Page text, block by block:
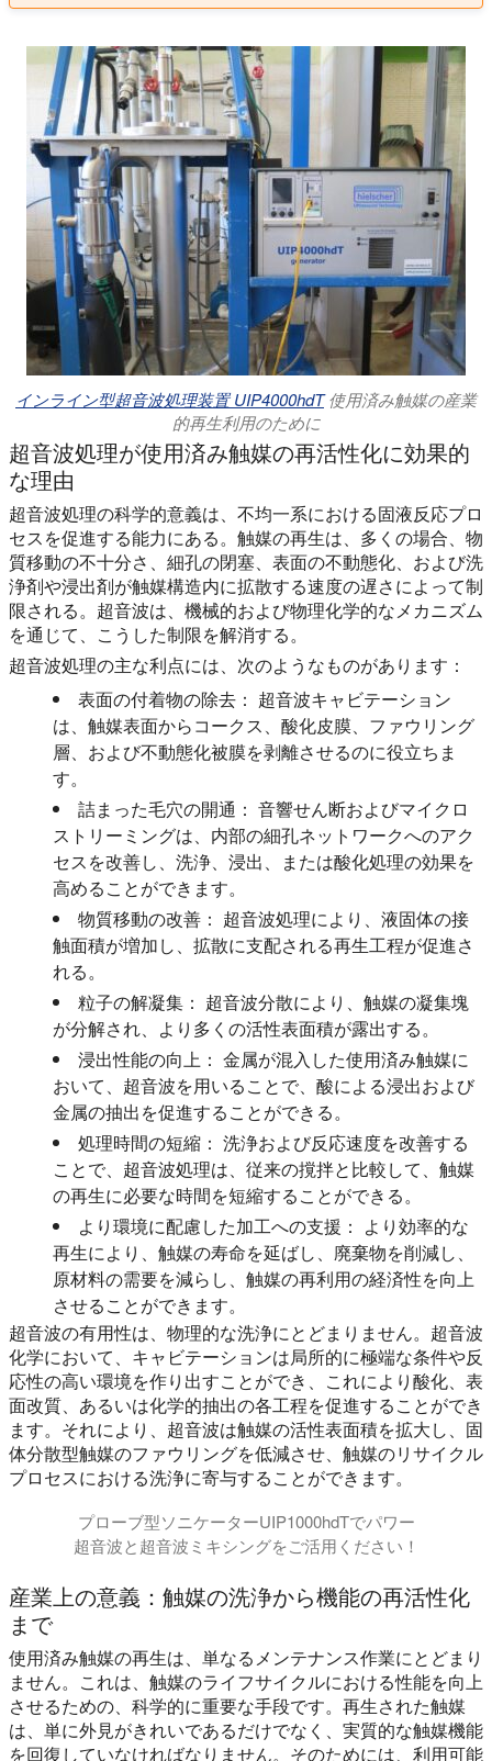
インライン型超音波処理装置 UIP4000hdT使用済み触媒の産業
的再生利用のために
超音波処理が使用済み触媒の再活性化に効果的
な理由
超音波処理の科学的意義は、不均一系における固液反応プロ
セスを促進する能力にある。触媒の再生は、多くの場合、物
質移動の不十分さ、細孔の閉塞、表面の不動態化、および洗
浄剤や浸出剤が触媒構造内に拡散する速度の遅さによって制
限される。超音波は、機械的および物理化学的なメカニズム
を通じて、こうした制限を解消する。
超音波処理の主な利点には、次のようなものがあります：
表面の付着物の除去： 超音波キャビテーション
は、触媒表面からコークス、酸化皮膜、ファウリング
層、および不動態化被膜を剥離させるのに役立ちま
す。
詰まった毛穴の開通： 音響せん断およびマイクロ
ストリーミングは、内部の細孔ネットワークへのアク
セスを改善し、洗浄、浸出、または酸化処理の効果を
高めることができます。
物質移動の改善： 超音波処理により、液固体の接
触面積が増加し、拡散に支配される再生工程が促進さ
れる。
粒子の解凝集： 超音波分散により、触媒の凝集塊
が分解され、より多くの活性表面積が露出する。
浸出性能の向上： 金属が混入した使用済み触媒に
おいて、超音波を用いることで、酸による浸出および
金属の抽出を促進することができる。
処理時間の短縮： 洗浄および反応速度を改善する
ことで、超音波処理は、従来の撹拌と比較して、触媒
の再生に必要な時間を短縮することができる。
より環境に配慮した加工への支援： より効率的な
再生により、触媒の寿命を延ばし、廃棄物を削減し、
原材料の需要を減らし、触媒の再利用の経済性を向上
させることができます。
超音波の有用性は、物理的な洗浄にとどまりません。超音波
化学において、キャビテーションは局所的に極端な条件や反
応性の高い環境を作り出すことができ、これにより酸化、表
面改質、あるいは化学的抽出の各工程を促進することができ
ます。それにより、超音波は触媒の活性表面積を拡大し、固
体分散型触媒のファウリングを低減させ、触媒のリサイクル
プロセスにおける洗浄に寄与することができます。
プローブ型ソニケーターUIP1000hdTでパワー
超音波と超音波ミキシングをご活用ください！
産業上の意義：触媒の洗浄から機能の再活性化
まで
使用済み触媒の再生は、単なるメンテナンス作業にとどまり
ません。これは、触媒のライフサイクルにおける性能を向上
させるための、科学的に重要な手段です。再生された触媒
は、単に外見がきれいであるだけでなく、実質的な触媒機能
を回復していなければなりません。そのためには、利用可能